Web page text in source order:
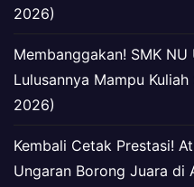
2026)
Membanggakan! SMK
Lulusannya Mampu
2026)
Kembali Cetak Prestasi!
Ungaran Borong Juara di